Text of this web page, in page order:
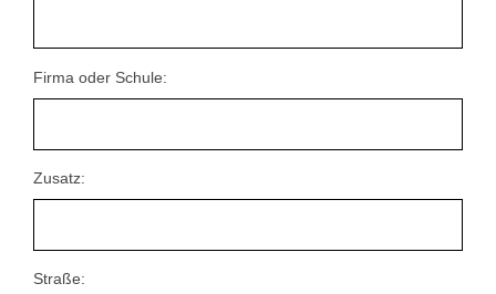
Firma oder Schule:
Zusatz:
Straße: